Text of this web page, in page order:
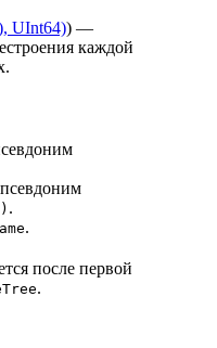
UInt64)) —
каждой
.
.
после первой
.